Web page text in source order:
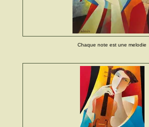
Chaque note est une melodie